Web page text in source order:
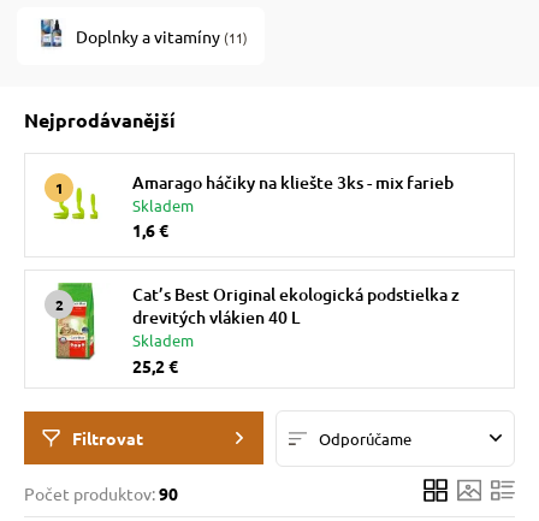
psov
psov
psov
pre psov
a pelechy
mačky
mačky
Doplnky a vitamíny(11)
Nejprodávanější
Amarago háčiky na kliešte 3ks - mix farieb
Skladem
1,6 €
Cat’s Best Original ekologická podstielka z
drevitých vlákien 40 L
Skladem
25,2 €
Filtrovat Odporúčame
Počet produktov:90